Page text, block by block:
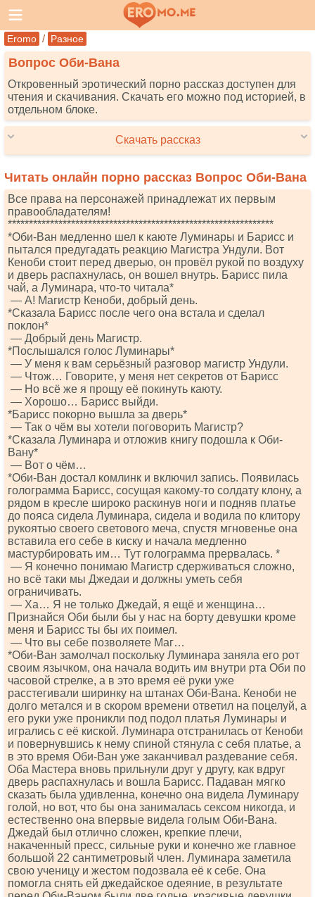
Eromo / Разное
Вопрос Оби-Вана
Откровенный эротический порно рассказ доступен для
чтения и скачивания. Скачать его можно под историей, в
отдельном блоке.
Скачать рассказ
Читать онлайн порно рассказ Вопрос Оби-Вана
Все права на персонажей принадлежат их первым
правообладателям!
***************************************************************
*Оби-Ван медленно шел к каюте Луминары и Барисс и
пытался предугадать реакцию Магистра Ундули. Вот
Кеноби стоит перед дверью, он провёл рукой по воздуху
и дверь распахнулась, он вошел внутрь. Барисс пила
чай, а Луминара, что-то читала*
— А! Магистр Кеноби, добрый день.
*Сказала Барисс после чего она встала и сделал
поклон*
— Добрый день Магистр.
*Послышался голос Луминары*
— У меня к вам серьёзный разговор магистр Ундули.
— Чтож… Говорите, у меня нет секретов от Барисс
— Но всё же я прощу её покинуть каюту.
— Хорошо… Барисс выйди.
*Барисс покорно вышла за дверь*
— Так о чём вы хотели поговорить Магистр?
*Сказала Луминара и отложив книгу подошла к Оби-
Вану*
— Вот о чём…
*Оби-Ван достал комлинк и включил запись. Появилась
голограмма Барисс, сосущая какому-то солдату клону, а
рядом в кресле широко раскинув ноги и подняв платье
до пояса сидела Луминара, сидела и водила по клитору
рукоятью своего светового меча, спустя мгновенье она
вставила его себе в киску и начала медленно
мастурбировать им… Тут голограмма прервалась. *
— Я конечно понимаю Магистр сдерживаться сложно,
но всё таки мы Джедаи и должны уметь себя
ограничивать.
— Ха… Я не только Джедай, я ещё и женщина…
Признайся Оби были бы у нас на борту девушки кроме
меня и Барисс ты бы их поимел.
— Что вы себе позволяете Маг…
*Оби-Ван замолчал поскольку Луминара заняла его рот
своим язычком, она начала водить им внутри рта Оби по
часовой стрелке, а в это время её руки уже
расстегивали ширинку на штанах Оби-Вана. Кеноби не
долго метался и в скором времени ответил на поцелуй, а
его руки уже проникли под подол платья Луминары и
игрались с её киской. Луминара отстранилась от Кеноби
и повернувшись к нему спиной стянула с себя платье, а
в это время Оби-Ван уже заканчивал раздевание себя.
Оба Мастера вновь прильнули друг у другу, как вдруг
дверь распахнулась и вошла Барисс. Падаван мягко
сказать была удивленна, конечно она видела Луминару
голой, но вот, что бы она занималась сексом никогда, и
естественно она впервые видела голым Оби-Вана.
Джедай был отлично сложен, крепкие плечи,
накаченный пресс, сильные руки и конечно же главное
большой 22 сантиметровый член. Луминара заметила
свою ученицу и жестом подозвала её к себе. Она
помогла снять ей джедайское одеяние, в результате